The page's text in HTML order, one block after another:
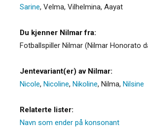
Sarine, Velma, Vilhelmina, Aayat
Du kjenner Nilmar fra:
Fotballspiller Nilmar (Nilmar Honorato
Jentevariant(er) av Nilmar:
Nicole, Nicoline, Nikoline, Nilma, Nilsine
Relaterte lister:
Navn som ender på konsonant